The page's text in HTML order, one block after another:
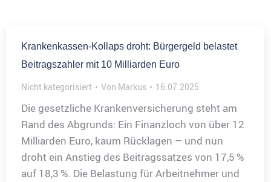
geöffnet
Krankenkassen-Kollaps droht: Bürgergeld belastet
Beitragszahler mit 10 Milliarden Euro
Nicht kategorisiert Von Markus 16.07.2025
Die gesetzliche Krankenversicherung steht am
Rand des Abgrunds: Ein Finanzloch von über 12
Milliarden Euro, kaum Rücklagen – und nun
droht ein Anstieg des Beitragssatzes von 17,5 %
auf 18,3 %. Die Belastung für Arbeitnehmer und